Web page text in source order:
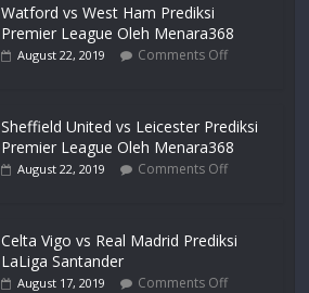
Watford vs West Ham Prediksi
Premier League Oleh Menara368
August 22, 2019 Comments Off
Sheffield United vs Leicester Prediksi
Premier League Oleh Menara368
August 22, 2019 Comments Off
Celta Vigo vs Real Madrid Prediksi
LaLiga Santander
August 17, 2019 Comments Off